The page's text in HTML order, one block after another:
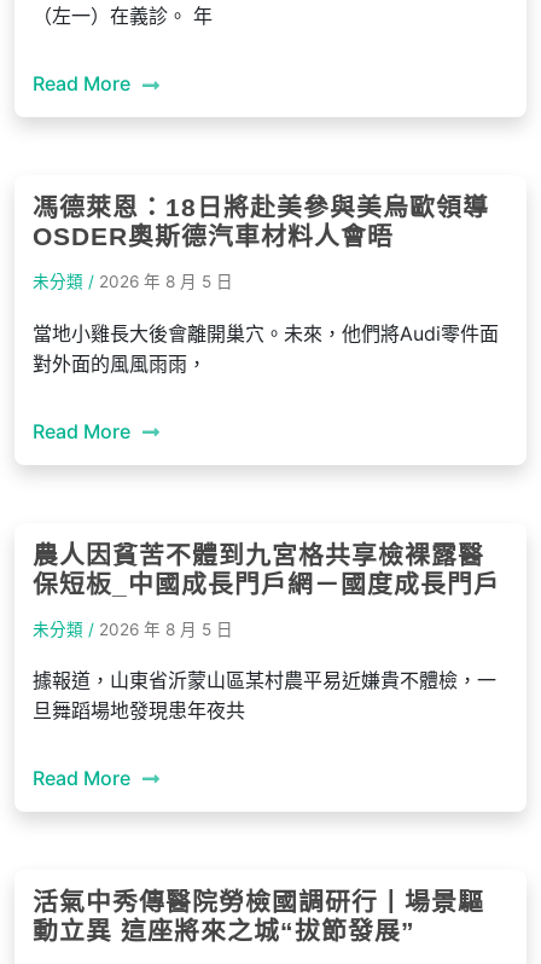
（左一）在義診。 年
Read More
馮德萊恩：18日將赴美參與美烏歐領導
OSDER奧斯德汽車材料人會晤
未分類 / 2026 年 8 月 5 日
當地小雞長大後會離開巢穴。未來，他們將Audi零件面
對外面的風風雨雨，
Read More
農人因貧苦不體到九宮格共享檢裸露醫
保短板_中國成長門戶網－國度成長門戶
未分類 / 2026 年 8 月 5 日
據報道，山東省沂蒙山區某村農平易近嫌貴不體檢，一
旦舞蹈場地發現患年夜共
Read More
活氣中秀傳醫院勞檢國調研行丨場景驅
動立異 這座將來之城“拔節發展”